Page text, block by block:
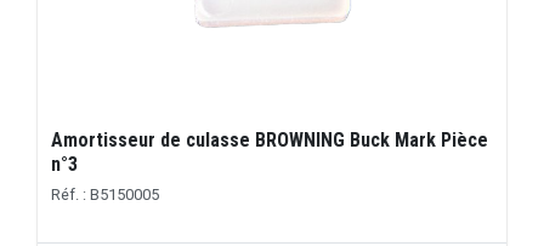
Amortisseur de culasse BROWNING Buck Mark Pièce
n°3
Réf. : B5150005